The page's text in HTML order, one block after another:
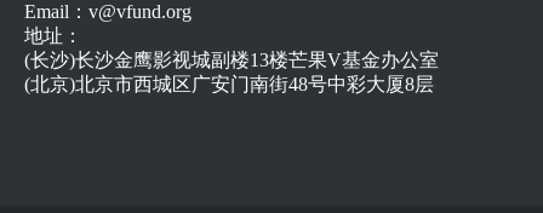
Email：v@vfund.org
地址：
(长沙)长沙金鹰影视城副楼13楼芒果V基金办公室
(北京)北京市西城区广安门南街48号中彩大厦8层